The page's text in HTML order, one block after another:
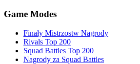
Game Modes
Finały Mistrzostw Nagrody
Rivals Top 200
Squad Battles Top 200
Nagrody za Squad Battles